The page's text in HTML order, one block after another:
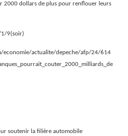
2000 dollars de plus pour renflouer leurs
1/9(soir)
economie/actualite/depeche/afp/24/614
soutenir la filière automobile